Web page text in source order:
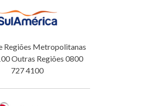
Regiões Metropolitanas
Outras Regiões 0800
727 4100